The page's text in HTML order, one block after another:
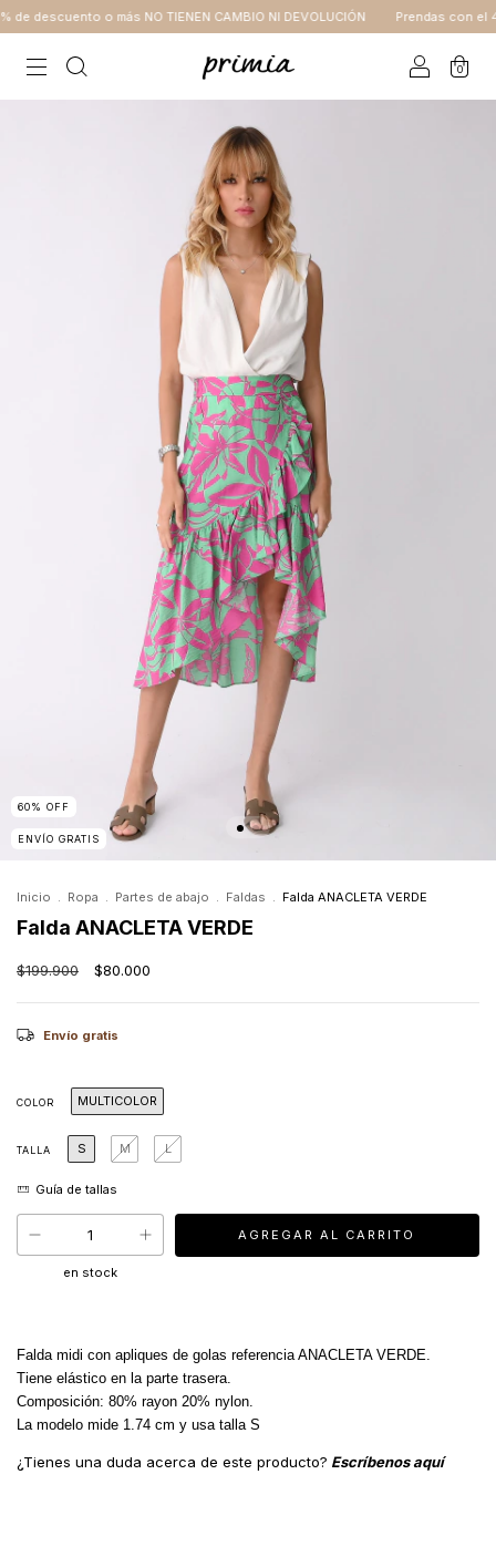
descuento o más NO TIENEN CAMBIO NI DEVOLUCIÓN Prendas con el
0
60% OFF
ENVÍO GRATIS
Inicio . Ropa . Partes de abajo . Faldas . Falda ANACLETA VERDE
Falda ANACLETA VERDE
$199.900 $80.000
Envío gratis
COLOR MULTICOLOR
TALLA S M L
en stock
Falda midi con apliques de golas referencia ANACLETA VERDE.
Tiene elástico en la parte trasera.
Composición: 80% rayon 20% nylon.
La modelo mide 1.74 cm y usa talla S
¿Tienes una duda acerca de este producto? Escríbenos aquí